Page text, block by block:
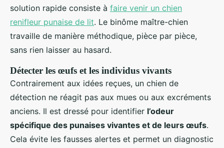
solution rapide consiste à faire venir un chien
renifleur punaise de lit. Le binôme maître-chien
travaille de manière méthodique, pièce par pièce,
sans rien laisser au hasard.
Détecter les œufs et les individus vivants
Contrairement aux idées reçues, un chien de
détection ne réagit pas aux mues ou aux excréments
anciens. Il est dressé pour identifier l’odeur
spécifique des punaises vivantes et de leurs œufs.
Cela évite les fausses alertes et permet un diagnostic